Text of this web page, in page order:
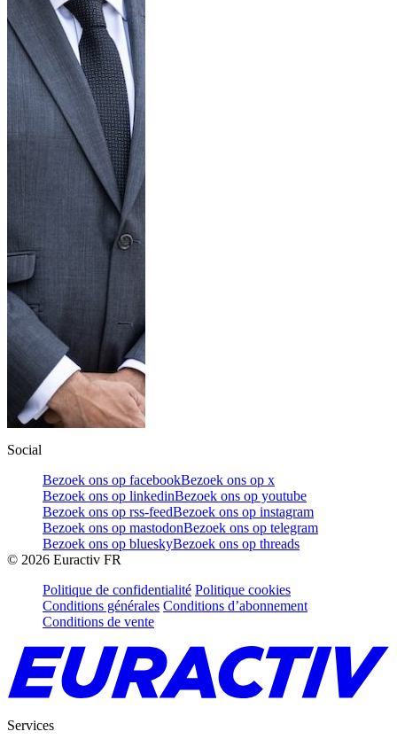
Social
Bezoek ons op facebookBezoek ons op x
Bezoek ons op linkedinBezoek ons op youtube
Bezoek ons op rss-feedBezoek ons op instagram
Bezoek ons op mastodonBezoek ons op telegram
Bezoek ons op blueskyBezoek ons op threads
© 2026 Euractiv FR
Politique de confidentialité Politique cookies
Conditions générales Conditions d’abonnement
Conditions de vente
Services